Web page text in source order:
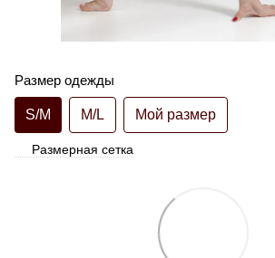
Размер одежды
S/M M/L Мой размер
Размерная сетка